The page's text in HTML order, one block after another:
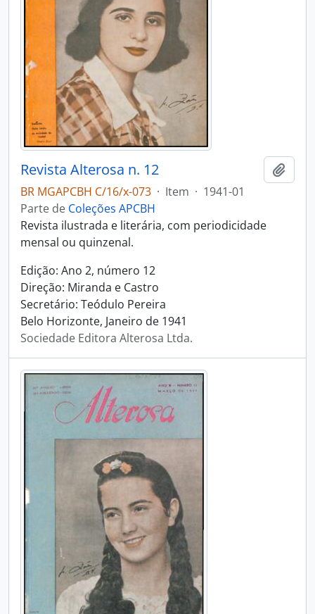
Revista Alterosa n. 12
BR MGAPCBH C/16/x-073 · Item · 1941-01
Parte de Coleções APCBH
Revista ilustrada e literária, com periodicidade
mensal ou quinzenal.
Edição: Ano 2, número 12
Direção: Miranda e Castro
Secretário: Teódulo Pereira
Belo Horizonte, Janeiro de 1941
Sociedade Editora Alterosa Ltda.